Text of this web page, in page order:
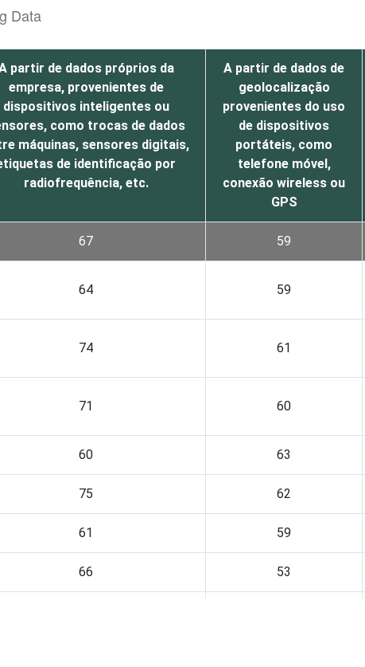
Data
partir de dados próprios da
empresa, provenientes de
dispositivos inteligentes ou
como trocas de dados
máquinas, sensores digitais,
de identificação por
radiofrequência, etc.
A partir de dados de
geolocalização
provenientes do uso
de dispositivos
portáteis, como
telefone móvel,
conexão wireless ou
GPS
67 59
64 59
74 61
71 60
60 63
75 62
61 59
66 53